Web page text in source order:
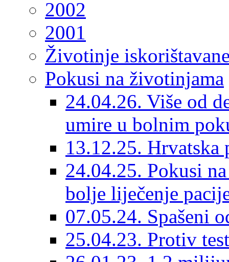
2002
2001
Životinje
Pokusi na životinjama
24.04.26. Više od
umire u bolnim
13.12.25.
24.04.25. Pokusi
bolje liječenje
07.05.24. Spašeni
25.04.23. Protiv